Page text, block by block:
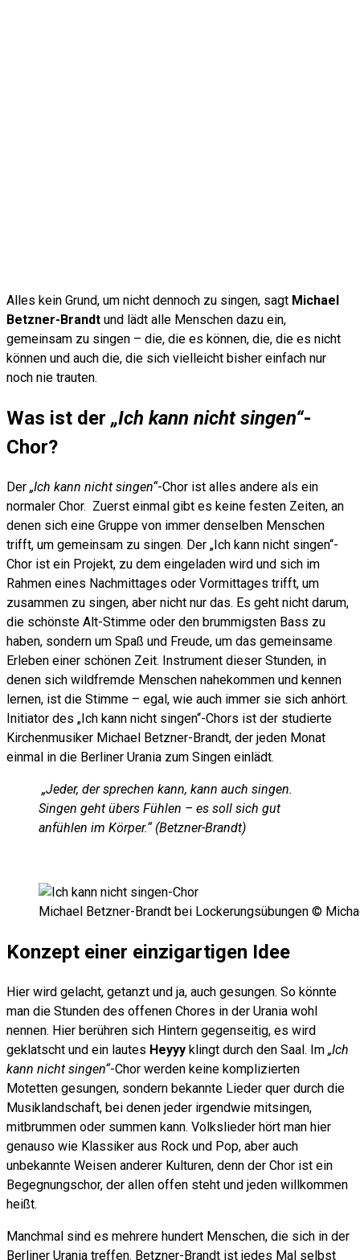
Alles kein Grund, um nicht dennoch zu singen, sagt Michael
Betzner-Brandt und lädt alle Menschen dazu ein,
gemeinsam zu singen – die, die es können, die, die es nicht
können und auch die, die sich vielleicht bisher einfach nur
noch nie trauten.
Was ist der „Ich kann nicht singen“-
Chor?
Der „Ich kann nicht singen“-Chor ist alles andere als ein
normaler Chor. Zuerst einmal gibt es keine festen Zeiten, an
denen sich eine Gruppe von immer denselben Menschen
trifft, um gemeinsam zu singen. Der „Ich kann nicht singen“-
Chor ist ein Projekt, zu dem eingeladen wird und sich im
Rahmen eines Nachmittages oder Vormittages trifft, um
zusammen zu singen, aber nicht nur das. Es geht nicht darum,
die schönste Alt-Stimme oder den brummigsten Bass zu
haben, sondern um Spaß und Freude, um das gemeinsame
Erleben einer schönen Zeit. Instrument dieser Stunden, in
denen sich wildfremde Menschen nahekommen und kennen
lernen, ist die Stimme – egal, wie auch immer sie sich anhört.
Initiator des „Ich kann nicht singen“-Chors ist der studierte
Kirchenmusiker Michael Betzner-Brandt, der jeden Monat
einmal in die Berliner Urania zum Singen einlädt.
„Jeder, der sprechen kann, kann auch singen.
Singen geht übers Fühlen – es soll sich gut
anfühlen im Körper.“ (Betzner-Brandt)
Michael Betzner-Brandt bei Lockerungsübungen ©
Konzept einer einzigartigen Idee
Hier wird gelacht, getanzt und ja, auch gesungen. So könnte
man die Stunden des offenen Chores in der Urania wohl
nennen. Hier berühren sich Hintern gegenseitig, es wird
geklatscht und ein lautes Heyyy klingt durch den Saal. Im „Ich
kann nicht singen“-Chor werden keine komplizierten
Motetten gesungen, sondern bekannte Lieder quer durch die
Musiklandschaft, bei denen jeder irgendwie mitsingen,
mitbrummen oder summen kann. Volkslieder hört man hier
genauso wie Klassiker aus Rock und Pop, aber auch
unbekannte Weisen anderer Kulturen, denn der Chor ist ein
Begegnungschor, der allen offen steht und jeden willkommen
heißt.
Manchmal sind es mehrere hundert Menschen, die sich in der
Berliner Urania treffen. Betzner-Brandt ist jedes Mal selbst